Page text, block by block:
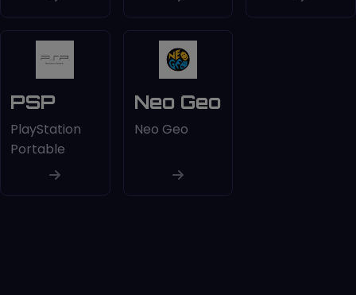
PSP
PlayStation
Portable
Neo Geo
Neo Geo